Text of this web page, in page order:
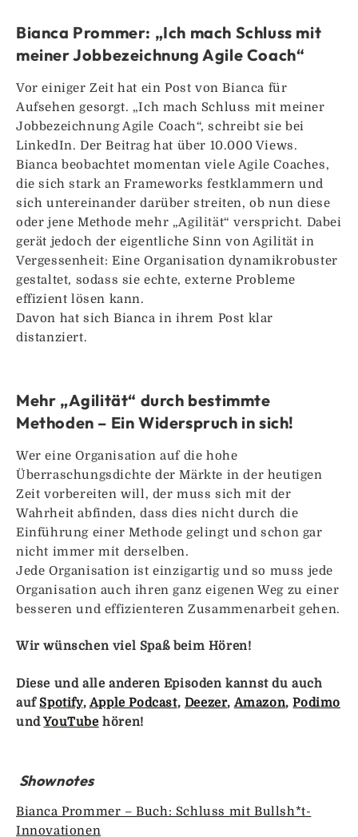
Bianca Prommer: „Ich mach Schluss mit
meiner Jobbezeichnung Agile Coach“
Vor einiger Zeit hat ein Post von Bianca für
Aufsehen gesorgt. „Ich mach Schluss mit meiner
Jobbezeichnung Agile Coach“, schreibt sie bei
LinkedIn. Der Beitrag hat über 10.000 Views.
Bianca beobachtet momentan viele Agile Coaches,
die sich stark an Frameworks festklammern und
sich untereinander darüber streiten, ob nun diese
oder jene Methode mehr „Agilität“ verspricht. Dabei
gerät jedoch der eigentliche Sinn von Agilität in
Vergessenheit: Eine Organisation dynamikrobuster
gestaltet, sodass sie echte, externe Probleme
effizient lösen kann.
Davon hat sich Bianca in ihrem Post klar
distanziert.
Mehr „Agilität“ durch bestimmte
Methoden – Ein Widerspruch in sich!
Wer eine Organisation auf die hohe
Überraschungsdichte der Märkte in der heutigen
Zeit vorbereiten will, der muss sich mit der
Wahrheit abfinden, dass dies nicht durch die
Einführung einer Methode gelingt und schon gar
nicht immer mit derselben.
Jede Organisation ist einzigartig und so muss jede
Organisation auch ihren ganz eigenen Weg zu einer
besseren und effizienteren Zusammenarbeit gehen.
Wir wünschen viel Spaß beim Hören!
Diese und alle anderen Episoden kannst du auch
auf Spotify, Apple Podcast, Deezer, Amazon,Podimo
undYouTube hören!
Shownotes
Bianca Prommer – Buch: Schluss mit Bullsh*t-
Innovationen